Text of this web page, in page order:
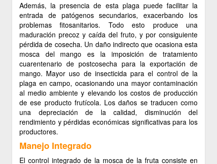
Además, la presencia de esta plaga puede facilitar la
entrada de patógenos secundarios, exacerbando los
problemas fitosanitarios. Todo esto produce una
maduración precoz y caída del fruto, y por consiguiente
pérdida de cosecha. Un daño indirecto que ocasiona esta
mosca del mango es la imposición de tratamiento
cuarentenario de postcosecha para la exportación de
mango. Mayor uso de insecticida para el control de la
plaga en campo, ocasionando una mayor contaminación
al medio ambiente y elevando los costos de producción
de ese producto frutícola. Los daños se traducen como
una depreciación de la calidad, disminución del
rendimiento y pérdidas económicas significativas para los
productores.
Manejo Integrado
El control integrado de la mosca de la fruta consiste en